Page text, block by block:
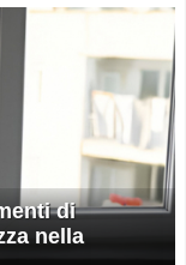
di
nella